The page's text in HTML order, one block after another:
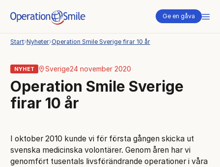
Ge en gåva
Start Nyheter Operation Smile Sverige firar 10 år
Operation Smile Sverige
firar 10 år
NYHET Sverige24 november 2020
I oktober 2010 kunde vi för första gången skicka ut
svenska medicinska volontärer. Genom åren har vi
genomfört tusentals livsförändrande operationer i våra